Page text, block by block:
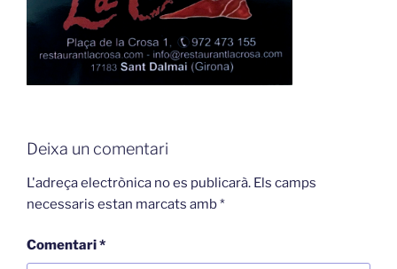
Deixa un comentari
L'adreça electrònica no es publicarà. Els camps
necessaris estan marcats amb*
Comentari*